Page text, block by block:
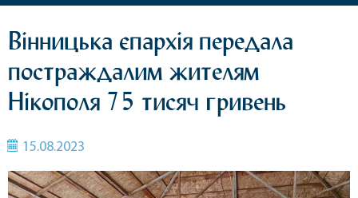
Вінницька єпархія передала
постраждалим жителям
Нікополя 75 тисяч гривень
15.08.2023